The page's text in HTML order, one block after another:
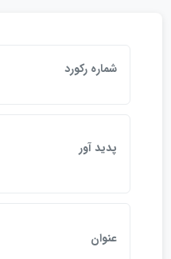
شماره ركورد
پديد آور
عنوان